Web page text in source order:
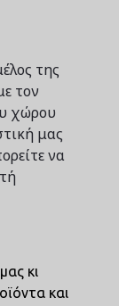
της
τον
χώρου
μας
να
κι
και